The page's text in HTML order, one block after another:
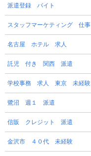
派遣登録 バイト
スタッフマーケティング 仕事
名古屋 ホテル 求人
託児 付き 関西 派遣
学校事務 求人 東京 未経験
鷺沼 週１ 派遣
信販 クレジット 派遣
金沢市 ４０代 未経験